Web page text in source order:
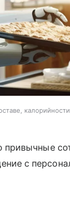
привычные
с